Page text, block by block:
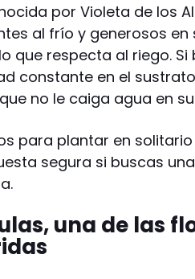
por Violeta de los
al frío y generosos
que respecta al riego.
constante en el
no le caiga agua en
para plantar en
segura si buscas
una de las